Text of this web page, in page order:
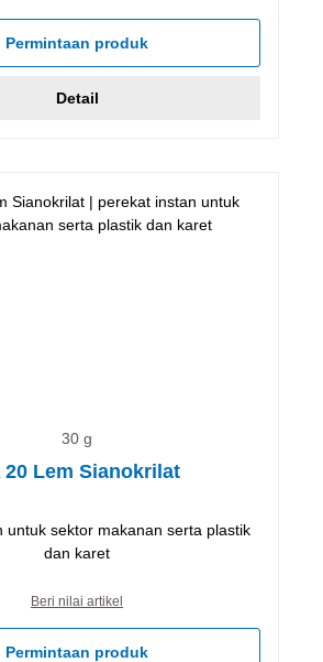
Permintaan produk
Detail
30 g
20 Lem Sianokrilat
untuk sektor makanan serta plastik
dan karet
Beri nilai artikel
Permintaan produk